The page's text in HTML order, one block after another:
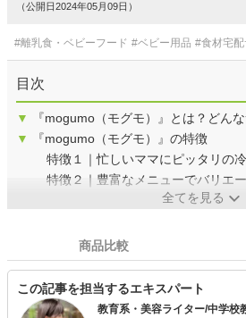
（公開日2024年05月09日）
#離乳食・ベビーフード #ベビー用品 #食材宅
目次
▼
『mogumo（モグモ）』とは？どん
▼
『mogumo（モグモ）』の特徴
特徴１｜忙しいママにピッタリの
特徴２｜豊富なメニューでバリエ
全てを見る
商品比較
この記事を担当するエキスパート
教育系・美容ライター/中学校